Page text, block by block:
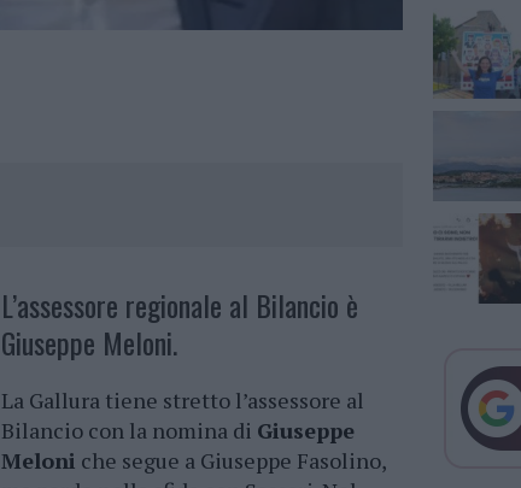
L’assessore regionale al Bilancio è
Giuseppe Meloni.
La Gallura tiene stretto l’assessore al
Bilancio con la nomina di Giuseppe
Meloni che segue a Giuseppe Fasolino,